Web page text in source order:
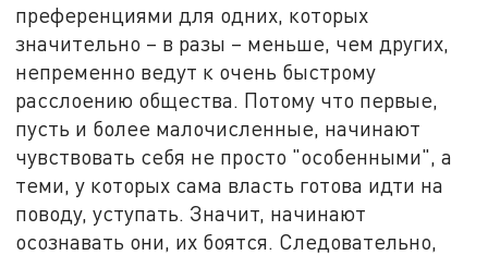
преференциями для одних, которых
значительно – в разы – меньше, чем других,
непременно ведут к очень быстрому
расслоению общества. Потому что первые,
пусть и более малочисленные, начинают
чувствовать себя не просто "особенными", а
теми, у которых сама власть готова идти на
поводу, уступать. Значит, начинают
осознавать они, их боятся. Следовательно,